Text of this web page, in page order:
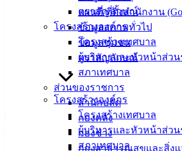
ตราสัญลักษณ์
โครงสร้างองค์กร
โครงสร้างเทศบาล
ผู้บริหารและหัวหน้าส่วน
สภาเทศบาล
ส่วนของราชการ
สำนักปลัด
กองคลัง
กองช่าง
กองสาธารณสุขและสิ่ง
แผนที่/ที่ตั้งสำนักงาน
ข้อมูลสภาพทั่วไป
ข้อมูลชุมชน
ตราสัญลักษณ์
โครงสร้างองค์กร
โครงสร้างเทศบาล
ผู้บริหารและหัวหน้าส่วน
สภาเทศบาล
ข่าวเด่น
เทศบาลเมืองอ่างศิลา ขอเชิญประชาชนร่
กรณี ตรวจสอบร่องน้ำสาธารณะตามโฉนด
หมู่ที่ 1 ตำบลอ่างศิลา เพื่อร่วมรับฟังข้อมูล
เป็นประโยชน์ต่อการดำเนินงาน และประช
วันและเวลา :
– วันจันทร์ที่ 29 มิถุนายน 2569
– เวลา 17.00 น. เป็นต้นไป